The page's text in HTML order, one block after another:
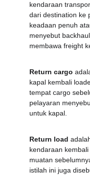
kendaraan
dari destination ke
keadaan penuh
menyebut
membawa freight
Return cargo
kapal kembali
tempat cargo
pelayaran
untuk kapal.
Return load
kendaraan
muatan
istilah ini juga